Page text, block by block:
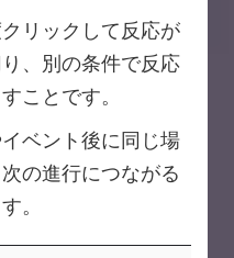
リックして反応が
、別の条件で反応
ことです。
ベント後に同じ場
の進行につながる
。